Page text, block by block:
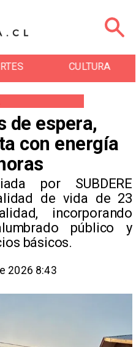
TURISMO
de espera,
con energía
por SUBDERE
de vida de 23
incorporando
público y
básicos.
2026 8:43